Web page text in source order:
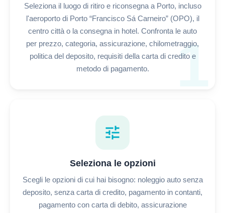
1
Seleziona il luogo di ritiro e riconsegna a Porto, incluso
l'aeroporto di Porto “Francisco Sá Carneiro” (OPO), il
centro città o la consegna in hotel. Confronta le auto
per prezzo, categoria, assicurazione, chilometraggio,
politica del deposito, requisiti della carta di credito e
metodo di pagamento.
tune
Seleziona le opzioni
Scegli le opzioni di cui hai bisogno: noleggio auto senza
deposito, senza carta di credito, pagamento in contanti,
pagamento con carta di debito, assicurazione